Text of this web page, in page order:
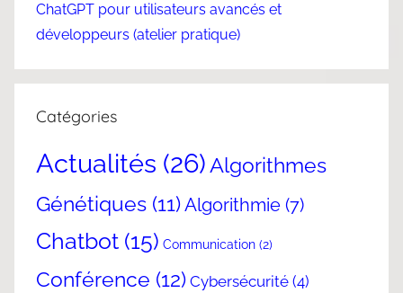
ChatGPT pour utilisateurs avancés et
développeurs (atelier pratique)
Catégories
Actualités (26) Algorithmes
Génétiques (11)Algorithmie (7)
Chatbot (15) Communication (2)
Conférence (12) Cybersécurité (4)